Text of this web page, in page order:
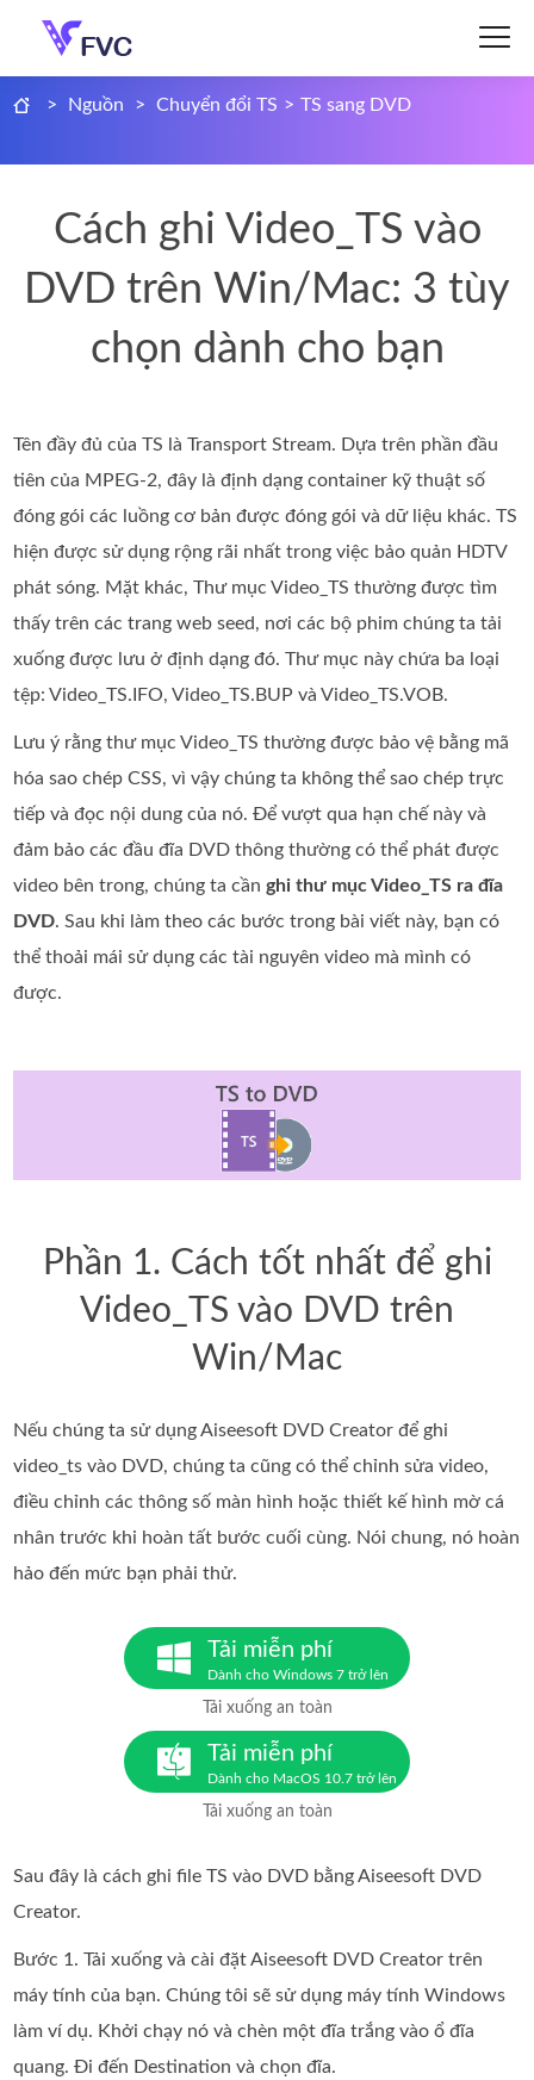
> Nguồn > Chuyển đổi TS > TS sang DVD
Cách ghi Video_TS vào
DVD trên Win/Mac: 3 tùy
chọn dành cho bạn
Tên đầy đủ của TS là Transport Stream. Dựa trên phần đầu
tiên của MPEG-2, đây là định dạng container kỹ thuật số
đóng gói các luồng cơ bản được đóng gói và dữ liệu khác. TS
hiện được sử dụng rộng rãi nhất trong việc bảo quản HDTV
phát sóng. Mặt khác, Thư mục Video_TS thường được tìm
thấy trên các trang web seed, nơi các bộ phim chúng ta tải
xuống được lưu ở định dạng đó. Thư mục này chứa ba loại
tệp: Video_TS.IFO, Video_TS.BUP và Video_TS.VOB.
Lưu ý rằng thư mục Video_TS thường được bảo vệ bằng mã
hóa sao chép CSS, vì vậy chúng ta không thể sao chép trực
tiếp và đọc nội dung của nó. Để vượt qua hạn chế này và
đảm bảo các đầu đĩa DVD thông thường có thể phát được
video bên trong, chúng ta cầnghi thư mục Video_TS ra đĩa
DVD. Sau khi làm theo các bước trong bài viết này, bạn có
thể thoải mái sử dụng các tài nguyên video mà mình có
được.
Phần 1. Cách tốt nhất để ghi
Video_TS vào DVD trên
Win/Mac
Nếu chúng ta sử dụng Aiseesoft DVD Creator để ghi
video_ts vào DVD, chúng ta cũng có thể chỉnh sửa video,
điều chỉnh các thông số màn hình hoặc thiết kế hình mờ cá
nhân trước khi hoàn tất bước cuối cùng. Nói chung, nó hoàn
hảo đến mức bạn phải thử.
Tải miễn phí
Dành cho Windows 7 trở lên
Tải xuống an toàn
Tải miễn phí
Dành cho MacOS 10.7 trở lên
Tải xuống an toàn
Sau đây là cách ghi file TS vào DVD bằng Aiseesoft DVD
Creator.
Bước 1. Tải xuống và cài đặt Aiseesoft DVD Creator trên
máy tính của bạn. Chúng tôi sẽ sử dụng máy tính Windows
làm ví dụ. Khởi chạy nó và chèn một đĩa trắng vào ổ đĩa
quang. Đi đến Destination và chọn đĩa.